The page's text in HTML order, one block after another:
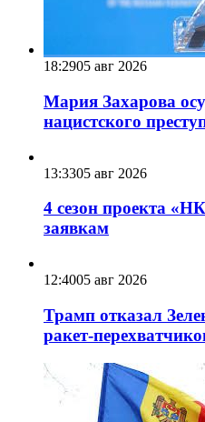
18:2905 авг 2026
Мария Захарова
нацистского
13:3305 авг 2026
4 сезон проекта
заявкам
12:4005 авг 2026
Трамп отказал
ракет-